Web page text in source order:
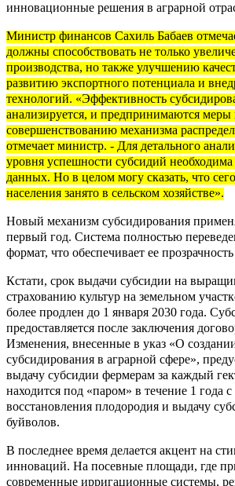
инновационные решения в аграрной
Министр финансов Сахиль Бабаев
должны способствовать не только
производства, но также улучшению
развитию экспортного потенциала и
технологий. «Эффективность
анализируется, и предпринимаются меры
совершенствованию механизма
отмечает министр. - Для детального
уровня успешности субсидий
данных. Но в целом могу сказать, что
населения занято в сельском хозяйстве».
Новый механизм субсидирования
первый год. Система полностью
формат, что обеспечивает ее
Кстати, срок выдачи субсидии на
страхованию культур на земельном
более продлен до 1 января 2030 года.
предоставляется после заключения
Изменения, внесенные в указ «О
субсидирования в аграрной сфере»,
выдачу субсидии фермерам за каждый
находится под «паром» в течение 1 года
восстановления плодородия и выдачу
буйволов.
В последнее время делается акцент на
инноваций. На посевные площади, где
современные ирригационные системы,